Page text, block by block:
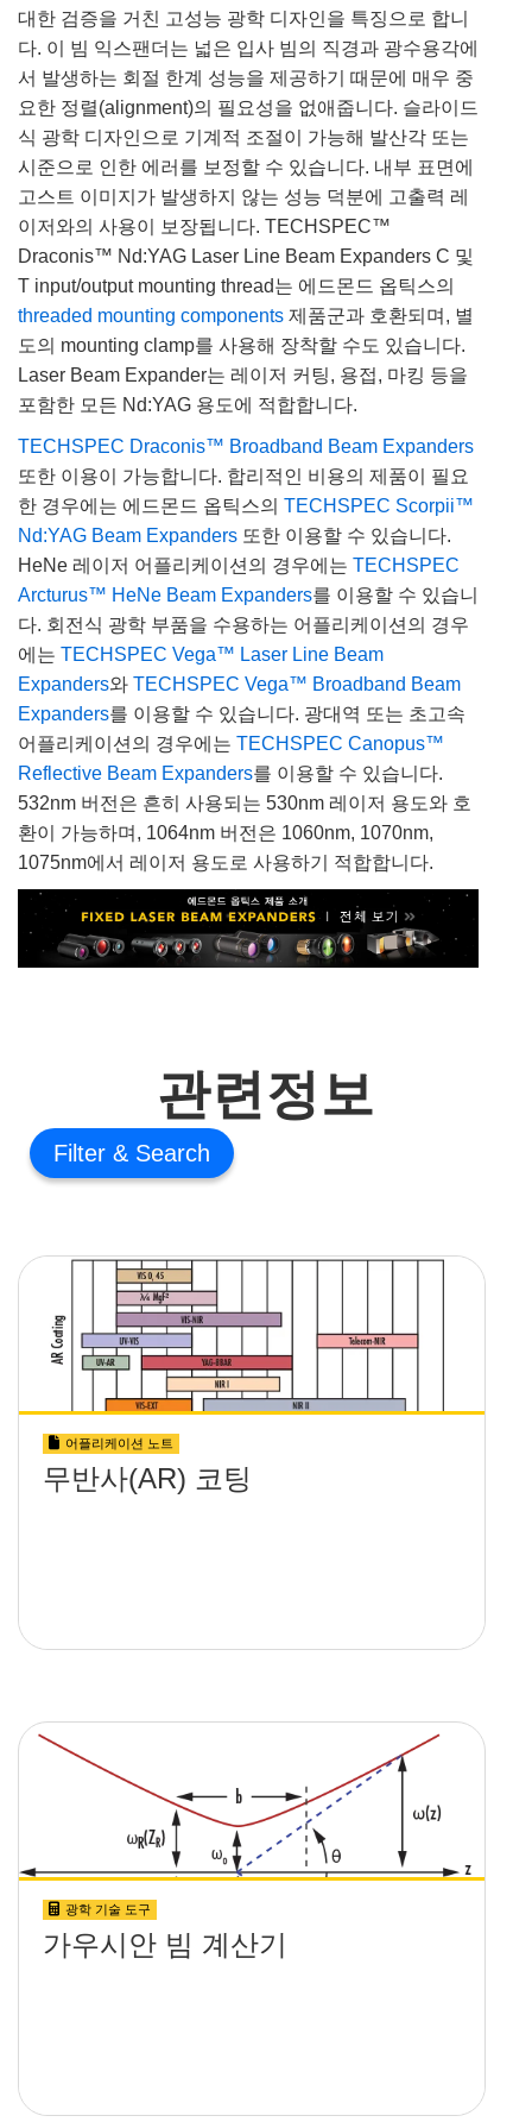
대한 검증을 거친 고성능 광학 디자인을 특징으로 합니
다. 이 빔 익스팬더는 넓은 입사 빔의 직경과 광수용각에
서 발생하는 회절 한계 성능을 제공하기 때문에 매우 중
요한 정렬(alignment)의 필요성을 없애줍니다. 슬라이드
식 광학 디자인으로 기계적 조절이 가능해 발산각 또는
시준으로 인한 에러를 보정할 수 있습니다. 내부 표면에
고스트 이미지가 발생하지 않는 성능 덕분에 고출력 레
이저와의 사용이 보장됩니다. TECHSPEC™
Draconis™ Nd:YAG Laser Line Beam Expanders C 및
T input/output mounting thread는 에드몬드 옵틱스의
threaded mounting components 제품군과 호환되며, 별
도의 mounting clamp를 사용해 장착할 수도 있습니다.
Laser Beam Expander는 레이저 커팅, 용접, 마킹 등을
포함한 모든 Nd:YAG 용도에 적합합니다.
TECHSPEC Draconis™ Broadband Beam Expanders
또한 이용이 가능합니다. 합리적인 비용의 제품이 필요
한 경우에는 에드몬드 옵틱스의 TECHSPEC Scorpii™
Nd:YAG Beam Expanders 또한 이용할 수 있습니다.
HeNe 레이저 어플리케이션의 경우에는 TECHSPEC
Arcturus™ HeNe Beam Expanders를 이용할 수 있습니
다. 회전식 광학 부품을 수용하는 어플리케이션의 경우
에는 TECHSPEC Vega™ Laser Line Beam
Expanders와 TECHSPEC Vega™ Broadband Beam
Expanders를 이용할 수 있습니다. 광대역 또는 초고속
어플리케이션의 경우에는 TECHSPEC Canopus™
Reflective Beam Expanders를 이용할 수 있습니다.
532nm 버전은 흔히 사용되는 530nm 레이저 용도와 호
환이 가능하며, 1064nm 버전은 1060nm, 1070nm,
1075nm에서 레이저 용도로 사용하기 적합합니다.
관련정보
Filter
어플리케이션 노트
무반사(AR) 코팅
광학 기술 도구
가우시안 빔 계산기